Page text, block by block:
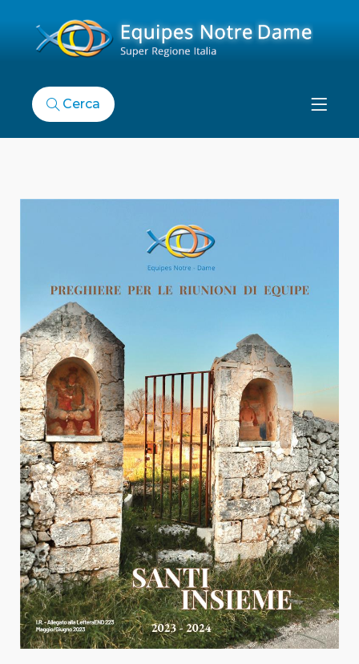
Cerca